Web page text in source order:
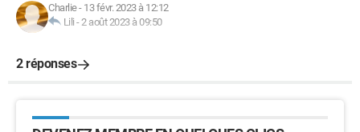
Charlie- 13 févr. 2023 à 12:12
Lili -2 août 2023 à 09:50
2 réponses